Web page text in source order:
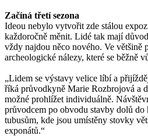
Začíná třetí sezona
Ideou nebylo vytvořit zde stálou
každoročně měnit. Lidé tak mají
vždy najdou něco nového. Ve většině
archeologické nálezy, které se běžně
„Lidem se výstavy velice líbí a
říká průvodkyně Marie Rozbrojová a
možné prohlížet individuálně.
průvodcem po obvodu stavby dolů do
tubusům, kde jsou umístěny stovky
exponátů.“